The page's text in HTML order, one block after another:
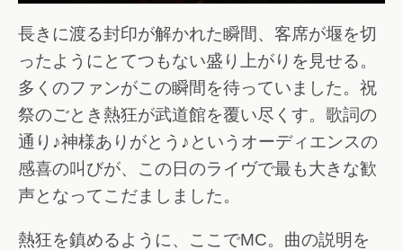
長きに渡る封印が解かれた瞬間、客席が堰を切
ったようにとてつもない盛り上がりを見せる。
多くのファンがこの瞬間を待っていました。祝
祭のごとき熱狂が武道館を覆い尽くす。歌詞の
通り♪神様ありがとう♪というオーディエンスの
感喜の叫びが、この日のライヴで最も大きな歓
声となってこだましました。
熱狂を鎮めるように、ここでMC。曲の説明を